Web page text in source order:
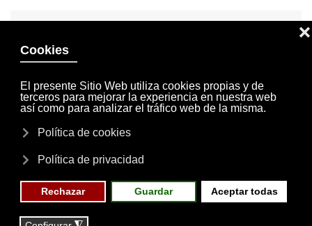
INVITACIONES
MI CUENTA